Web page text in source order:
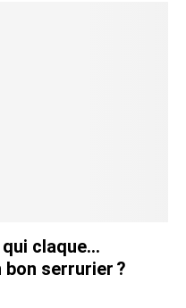
claque…
serrurier ?